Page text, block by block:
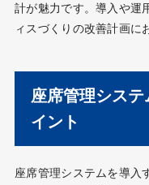
計が魅力です。導入や運
ィスづくりの改善計画に
座席管理シス
イント
座席管理システムを導入